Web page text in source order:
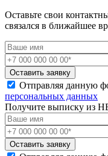
Оставьте свои
связался в ближайшее
Оставить заявку
Отправляя данную
персональных данных
Получите выписку из
Оставить заявку